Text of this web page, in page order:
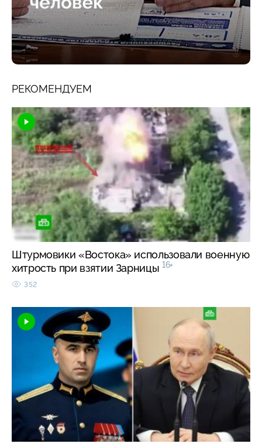
РЕКОМЕНДУЕМ
Штурмовики «Востока» использовали военную
хитрость при взятии Зарницы 16+
352